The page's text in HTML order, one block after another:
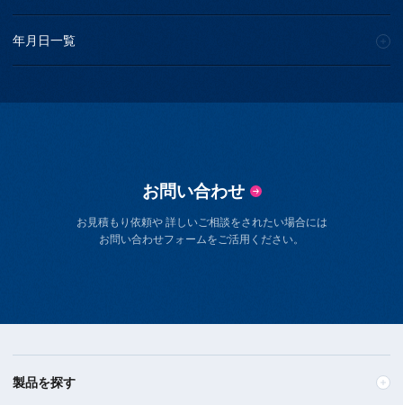
年月日一覧
お問い合わせ
お見積もり依頼や 詳しいご相談をされたい場合には
お問い合わせフォームをご活用ください。
製品を探す